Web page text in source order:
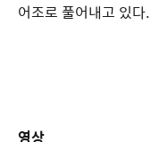
어조로 풀어내고 있다.
영상